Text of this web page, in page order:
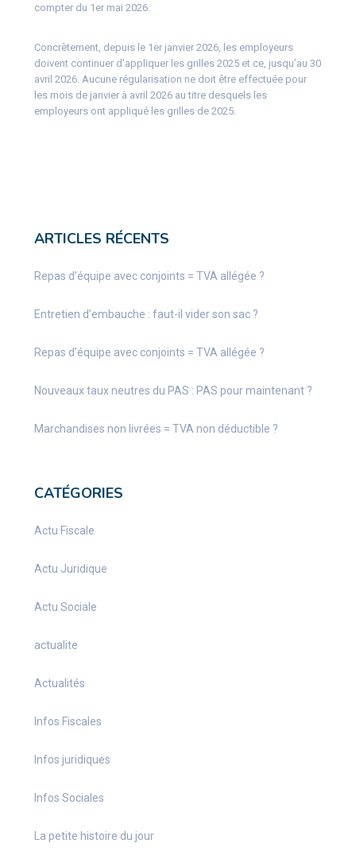
compter du 1er mai 2026.
Concrètement, depuis le 1er janvier 2026, les employeurs
doivent continuer d’appliquer les grilles 2025 et ce, jusqu’au 30
avril 2026. Aucune régularisation ne doit être effectuée pour
les mois de janvier à avril 2026 au titre desquels les
employeurs ont appliqué les grilles de 2025.
ARTICLES RÉCENTS
Repas d’équipe avec conjoints = TVA allégée ?
Entretien d’embauche : faut-il vider son sac ?
Repas d’équipe avec conjoints = TVA allégée ?
Nouveaux taux neutres du PAS : PAS pour maintenant ?
Marchandises non livrées = TVA non déductible ?
CATÉGORIES
Actu Fiscale
Actu Juridique
Actu Sociale
actualite
Actualités
Infos Fiscales
Infos juridiques
Infos Sociales
La petite histoire du jour